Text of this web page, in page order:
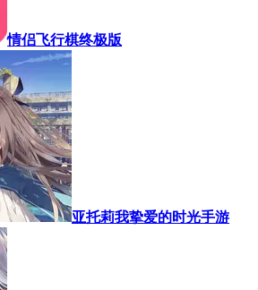
情侣飞行棋终极版
亚托莉我挚爱的时光手游